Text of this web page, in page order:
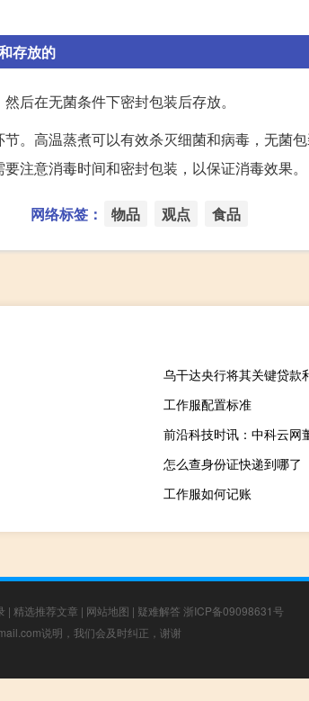
存放的
后在无菌条件下密封包装后存放。
。高温蒸煮可以有效杀灭细菌和病毒，无菌
注意消毒时间和密封包装，以保证消毒效果。
网络标签： 物品 观点 食品
乌干达央行将其关键贷款
工作服配置标准
前沿科技时讯：中科云网
怎么查身份证快递到哪了
工作服如何记账
| 精选推荐文章 | 网站地图 | 疑难解答 浙ICP备09098631号
说明，我们会及时纠正，谢谢